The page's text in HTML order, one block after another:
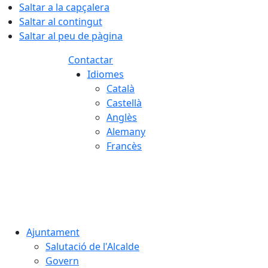
Saltar a la capçalera
Saltar al contingut
Saltar al peu de pàgina
Contactar
Idiomes
Català
Castellà
Anglès
Alemany
Francès
Ajuntament
Salutació de l'Alcalde
Govern